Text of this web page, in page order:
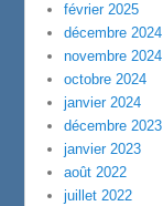
février 2025
décembre 2024
novembre 2024
octobre 2024
janvier 2024
décembre 2023
janvier 2023
août 2022
juillet 2022